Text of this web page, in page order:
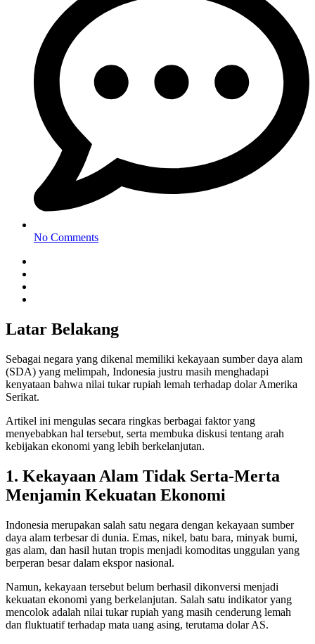
No Comments
Latar Belakang
Sebagai negara yang dikenal memiliki kekayaan sumber daya alam
(SDA) yang melimpah, Indonesia justru masih menghadapi
kenyataan bahwa nilai tukar rupiah lemah terhadap dolar Amerika
Serikat.
Artikel ini mengulas secara ringkas berbagai faktor yang
menyebabkan hal tersebut, serta membuka diskusi tentang arah
kebijakan ekonomi yang lebih berkelanjutan.
1. Kekayaan Alam Tidak Serta-Merta
Menjamin Kekuatan Ekonomi
Indonesia merupakan salah satu negara dengan kekayaan sumber
daya alam terbesar di dunia. Emas, nikel, batu bara, minyak bumi,
gas alam, dan hasil hutan tropis menjadi komoditas unggulan yang
berperan besar dalam ekspor nasional.
Namun, kekayaan tersebut belum berhasil dikonversi menjadi
kekuatan ekonomi yang berkelanjutan. Salah satu indikator yang
mencolok adalah nilai tukar rupiah yang masih cenderung lemah
dan fluktuatif terhadap mata uang asing, terutama dolar AS.